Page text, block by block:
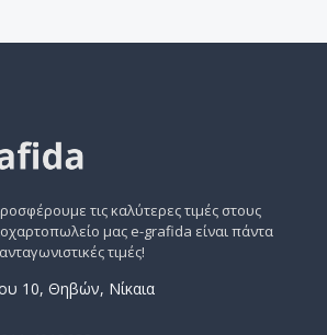
τις καλύτερες τιμές στους
μας e-grafida είναι πάντα
τιμές!
10, Θηβών, Νίκαια